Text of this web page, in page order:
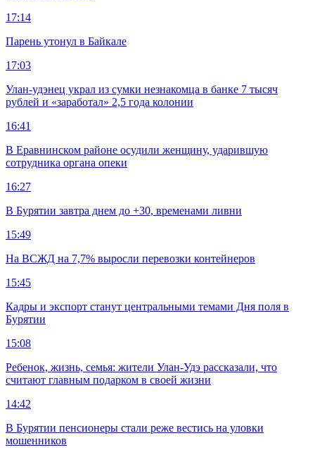
17:14
Парень утонул в Байкале
17:03
Улан-удэнец украл из сумки незнакомца в банке 7 тысяч
рублей и «заработал» 2,5 года колонии
16:41
В Еравнинском районе осудили женщину, ударившую
сотрудника органа опеки
16:27
В Бурятии завтра днем до +30, временами ливни
15:49
На ВСЖД на 7,7% выросли перевозки контейнеров
15:45
Кадры и экспорт станут центральными темами Дня поля в
Бурятии
15:08
Ребенок, жизнь, семья: жители Улан-Удэ рассказали, что
считают главным подарком в своей жизни
14:42
В Бурятии пенсионеры стали реже вестись на уловки
мошенников